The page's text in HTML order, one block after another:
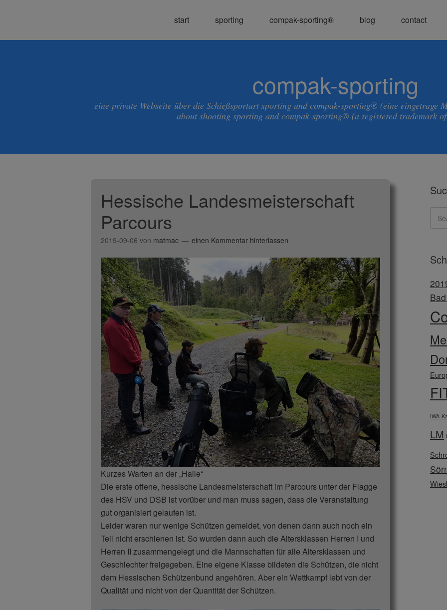
start sporting compak-sporting® blog contact
compak-sporting
eine private Webseite über die Schießsportart sporting und compak-sporting® (eine eingetrage
about shooting sporting and compak-sporting® (a registered trademark
Hessische Landesmeisterschaft
Parcours
2019-09-06 von matmac einen Kommentar hinterlassen
Kurzes Warten an der „Halle“
Die erste offene, hessische Landesmeisterschaft im Parcours unter der Flagge
des HSV und DSB ist vorüber und man muss sagen, dass die Veranstaltung
gut organisiert gelaufen ist.
Leider waren nur wenige Schützen gemeldet, von denen dann auch noch ein
Teil nicht erschienen ist. So wurden dann auch die Altersklassen Herren I und
Herren II zusammengelegt und die Mannschaften für alle Altersklassen und
Geschlechter freigegeben. Eine eigene Klasse bildeten die Schützen, die nicht
dem Hessischen Schützenbund angehören. Aber ein Wettkampf lebt von der
Qualität und nicht von der Quantität der Schützen.
IWA
LM